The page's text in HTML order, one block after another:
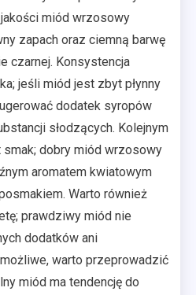
miód wrzosowy
zapach oraz ciemną barwę
czarnej. Konsystencja
jeśli miód jest zbyt płynny
dodatek syropów
słodzących. Kolejnym
dobry miód wrzosowy
aromatem kwiatowym
Warto również
prawdziwy miód nie
dodatków ani
warto przeprowadzić
miód ma tendencję do